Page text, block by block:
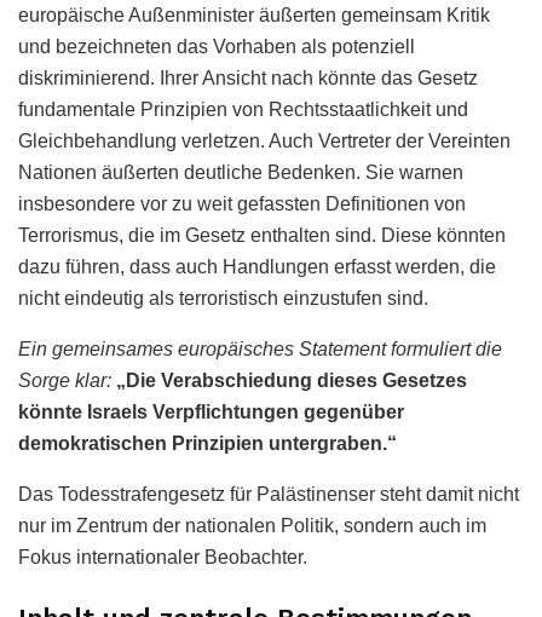
europäische Außenminister äußerten gemeinsam Kritik
und bezeichneten das Vorhaben als potenziell
diskriminierend. Ihrer Ansicht nach könnte das Gesetz
fundamentale Prinzipien von Rechtsstaatlichkeit und
Gleichbehandlung verletzen. Auch Vertreter der Vereinten
Nationen äußerten deutliche Bedenken. Sie warnen
insbesondere vor zu weit gefassten Definitionen von
Terrorismus, die im Gesetz enthalten sind. Diese könnten
dazu führen, dass auch Handlungen erfasst werden, die
nicht eindeutig als terroristisch einzustufen sind.
Ein gemeinsames europäisches Statement formuliert die
Sorge klar: „Die Verabschiedung dieses Gesetzes
könnte Israels Verpflichtungen gegenüber
demokratischen Prinzipien untergraben.“
Das Todesstrafengesetz für Palästinenser steht damit nicht
nur im Zentrum der nationalen Politik, sondern auch im
Fokus internationaler Beobachter.